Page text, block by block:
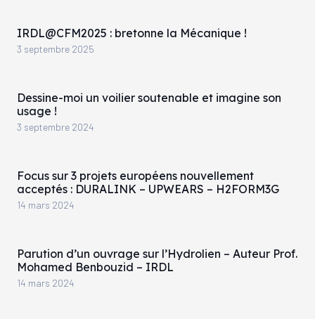
IRDL@CFM2025 : bretonne la Mécanique !
3 septembre 2025
Dessine-moi un voilier soutenable et imagine son
usage !
3 septembre 2024
Focus sur 3 projets européens nouvellement
acceptés : DURALINK – UPWEARS – H2FORM3G
14 mars 2024
Parution d’un ouvrage sur l’Hydrolien – Auteur Prof.
Mohamed Benbouzid – IRDL
14 mars 2024